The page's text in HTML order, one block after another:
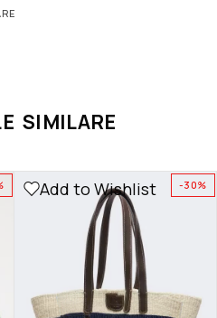
SIMILARE
-30%
Add to Wishlist